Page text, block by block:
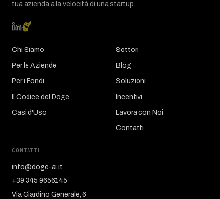
tua azienda alla velocità di una startup.
Chi Siamo
Per le Aziende
Per i Fondi
Il Codice del Doge
Casi d'Uso
Settori
Blog
Soluzioni
Incentivi
Lavora con Noi
Contatti
CONTATTI
info@doge-ai.it
+39 345 9656145
Via Giardino Generale, 6